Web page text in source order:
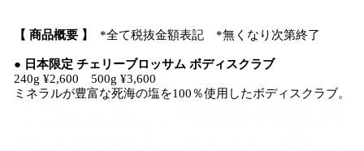
​【 商品概要 】 *全て税抜金額表記 *無くなり次第終了
● 日本限定 チェリーブロッサム ボディスクラブ
240g ¥2,600 500g ¥3,600
ミネラルが豊富な死海の塩を100％使用したボディスクラブ。